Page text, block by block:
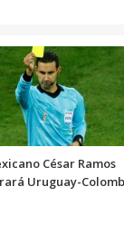
César Ramos
Uruguay-